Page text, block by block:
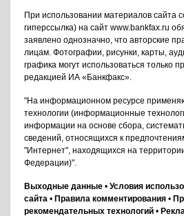
При использовании материалов сайта
гиперссылка) на сайт www.bankfax.ru
заявлено однозначно, что авторские
лицам. Фотографии, рисунки, карты,
графика могут использоваться только
редакцией ИА «Банкфакс».
"На информационном ресурсе
технологии (информационные
информации на основе сбора,
сведений, относящихся к
"Интернет", находящихся на
Федерации)".
Выходные данные • Условия
сайта • Правила комментирования •
рекомендательных технологий •